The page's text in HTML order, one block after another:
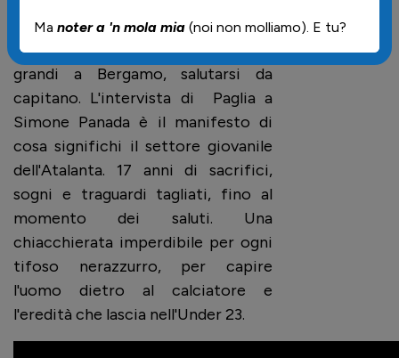
Crescere a Zingonia, diventare
grandi a Bergamo, salutarsi da
capitano. L'intervista di Paglia a
Simone Panada è il manifesto di
cosa significhi il settore giovanile
dell'Atalanta. 17 anni di sacrifici,
sogni e traguardi tagliati, fino al
momento dei saluti. Una
chiacchierata imperdibile per ogni
tifoso nerazzurro, per capire
l'uomo dietro al calciatore e
l'eredità che lascia nell'Under 23.
Ma noter a 'n mola mia (noi non molliamo). E tu?